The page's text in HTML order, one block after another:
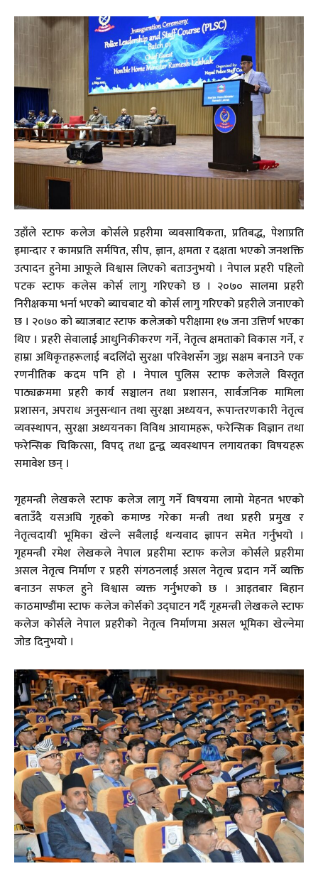
उहाँले स्टाफ कलेज कोर्सले प्रहरीमा व्यवसायिकता, प्रतिबद्ध, पेशाप्रति
इमान्दार र कामप्रति सर्मपित, सीप, ज्ञान, क्षमता र दक्षता भएको जनशक्ति
उत्पादन हुनेमा आफूले विश्वास लिएको बताउनुभयो । नेपाल प्रहरी पहिलो
पटक स्टाफ कलेस कोर्स लागु गरिएको छ । २०७० सालमा प्रहरी
निरीक्षकमा भर्ना भएको ब्याचबाट यो कोर्स लागु गरिएको प्रहरीले जनाएको
छ । २०७० को ब्याजबाट स्टाफ कलेजको परीक्षामा १७ जना उत्तिर्ण भएका
थिए । प्रहरी सेवालाई आधुनिकीकरण गर्ने, नेतृत्व क्षमताको विकास गर्ने, र
हाम्रा अधिकृतहरूलाई बदलिँदो सुरक्षा परिवेशसँग जुध्न सक्षम बनाउने एक
रणनीतिक कदम पनि हो । नेपाल पुलिस स्टाफ कलेजले विस्तृत
पाठ्यक्रममा प्रहरी कार्य सञ्चालन तथा प्रशासन, सार्वजनिक मामिला
प्रशासन, अपराध अनुसन्धान तथा सुरक्षा अध्ययन, रूपान्तरणकारी नेतृत्व
व्यवस्थापन, सुरक्षा अध्ययनका विविध आयामहरू, फरेन्सिक विज्ञान तथा
फरेन्सिक चिकित्सा, विपद् तथा द्वन्द्व व्यवस्थापन लगायतका विषयहरू
समावेश छन् ।
गृहमन्त्री लेखकले स्टाफ कलेज लागु गर्ने विषयमा लामो मेहनत भएको
बताउँदै यसअघि गृहको कमाण्ड गरेका मन्त्री तथा प्रहरी प्रमुख र
नेतृत्वदायी भूमिका खेल्ने सबैलाई धन्यवाद ज्ञापन समेत गर्नुभयो ।
गृहमन्त्री रमेश लेखकले नेपाल प्रहरीमा स्टाफ कलेज कोर्सले प्रहरीमा
असल नेतृत्व निर्माण र प्रहरी संगठनलाई असल नेतृत्व प्रदान गर्ने व्यक्ति
बनाउन सफल हुने विश्वास व्यक्त गर्नुभएको छ । आइतबार बिहान
काठमाण्डौंमा स्टाफ कलेज कोर्सको उद्घाटन गर्दै गृहमन्त्री लेखकले स्टाफ
कलेज कोर्सले नेपाल प्रहरीको नेतृत्व निर्माणमा असल भूमिका खेल्नेमा
जोड दिनुभयो ।